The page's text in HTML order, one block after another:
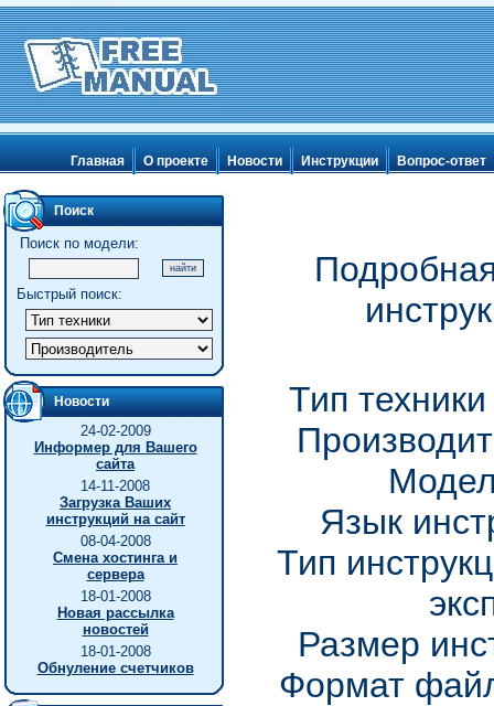
Главная О проекте Новости Инструкции Вопрос-ответ
Поиск
Поиск по модели:
Быстрый поиск:
Новости
24-02-2009
Информер для Вашего
сайта
14-11-2008
Загрузка Ваших
инструкций на сайт
08-04-2008
Смена хостинга и
сервера
18-01-2008
Новая рассылка
новостей
18-01-2008
Обнуление счетчиков
Тип
Язык
Тип
Размер
Формат